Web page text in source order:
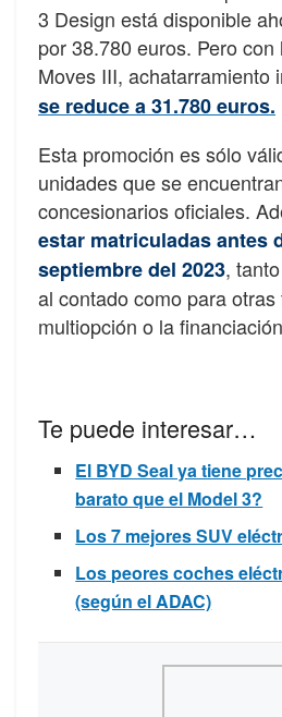
3 Design está disponible
por 38.780 euros. Pero
Moves III, achatarramiento
se reduce a 31.780 euros.
Esta promoción es sólo
unidades que se
concesionarios oficiales.
estar matriculadas antes
septiembre del 2023,
al contado como para
multiopción o la
Te puede interesar…
El BYD Seal ya tiene
barato que el Model 3?
Los 7 mejores SUV
Los peores coches
(según el ADAC)